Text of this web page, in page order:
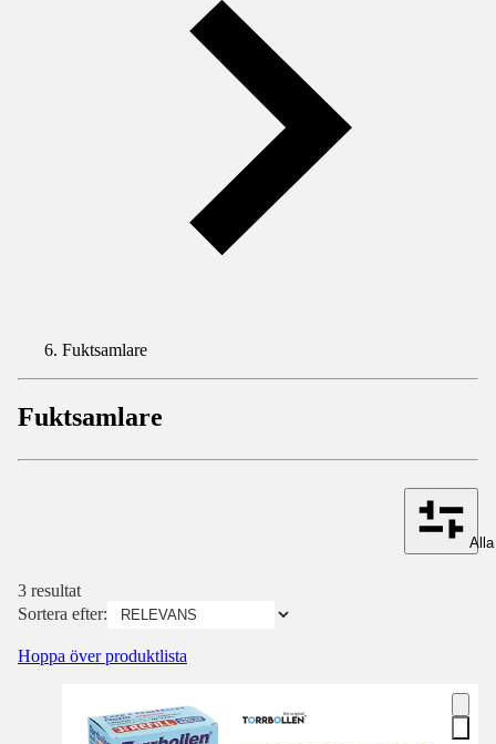
Fuktsamlare
Fuktsamlare
3 resultat
Sortera efter:
Hoppa över produktlista